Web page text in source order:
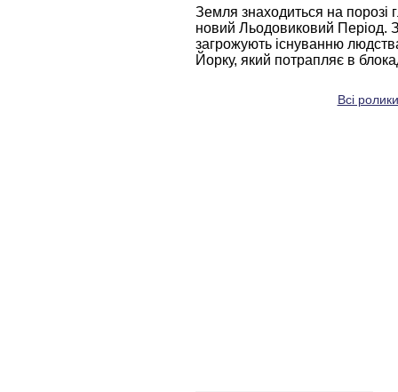
Земля знаходиться на порозі
новий Льодовиковий Період.
загрожують існуванню
Йорку, який потрапляє в
Всі